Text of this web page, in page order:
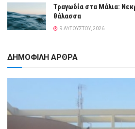
Τραγωδία στα Μάλια:
θάλασσα
9 ΑΥΓΟΎΣΤΟΥ, 2026
ΔΗΜΟΦΙΛΗ ΑΡΘΡΑ